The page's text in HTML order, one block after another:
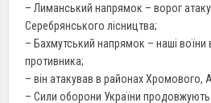
– Лиманський напрямок – ворог
Серебрянського лісництва;
– Бахмутський напрямок – наші воїни
противника;
– він атакував в районах Хромового,
– Сили оборони України продовжують